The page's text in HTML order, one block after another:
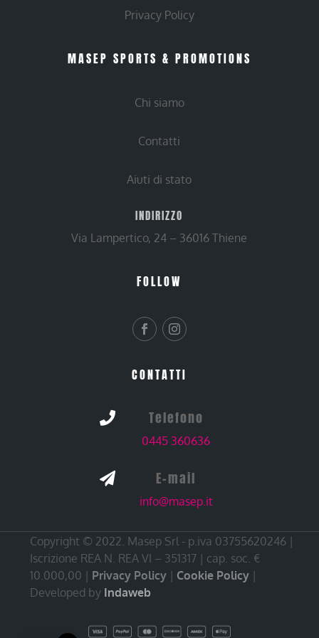
Privacy Policy
MASEP SPORTS & PROMOTIONS
Chi siamo
Contatti
Aiuti di stato
INDIRIZZO
Via Lampertico, 24 – 36016 Thiene
FOLLOW
CONTATTI
 Telefono
0445 360636
 E-mail
info@masep.it
Copyright © 2022. Masep Srl - p.iva 03755620246 |
Iscrizione REA N. REA VI – 351317 | cap. soc. €
10.000,00 | Privacy Policy | Cookie Policy |
Developed by Indaweb